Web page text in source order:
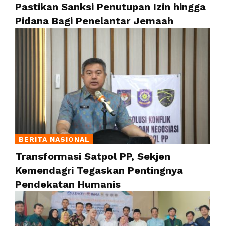
Pastikan Sanksi Penutupan Izin hingga
Pidana Bagi Penelantar Jemaah
BERITA NASIONAL
Transformasi Satpol PP, Sekjen
Kemendagri Tegaskan Pentingnya
Pendekatan Humanis